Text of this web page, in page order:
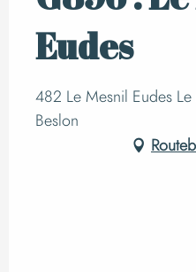
Eudes
482 Le Mesnil Eudes
Beslon